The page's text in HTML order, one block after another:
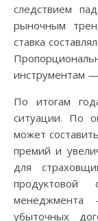
следствием
рыночным
ставка
инструментам
По итогам
ситуации. По
может
премий и
для
продуктовой
убыточных